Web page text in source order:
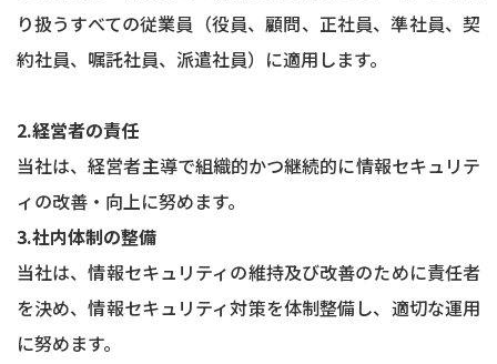
り扱うすべての従業員（役員、顧問、正社員、準社員、契
約社員、嘱託社員、派遣社員）に適用します。
2.経営者の責任
当社は、経営者主導で組織的かつ継続的に情報セキュリテ
ィの改善・向上に努めます。
3.社内体制の整備
当社は、情報セキュリティの維持及び改善のために責任者
を決め、情報セキュリティ対策を体制整備し、適切な運用
に努めます。